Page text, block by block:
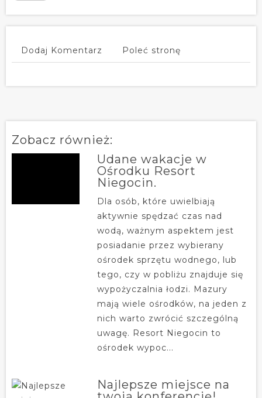
Dodaj Komentarz Poleć stronę
Zobacz również:
Udane wakacje w
Ośrodku Resort
Niegocin.
Dla osób, które uwielbiają
aktywnie spędzać czas nad
wodą, ważnym aspektem jest
posiadanie przez wybierany
ośrodek sprzętu wodnego, lub
tego, czy w pobliżu znajduje się
wypożyczalnia łodzi. Mazury
mają wiele ośrodków, na jeden z
nich warto zwrócić szczególną
uwagę. Resort Niegocin to
ośrodek wypoc...
Najlepsze miejsce na